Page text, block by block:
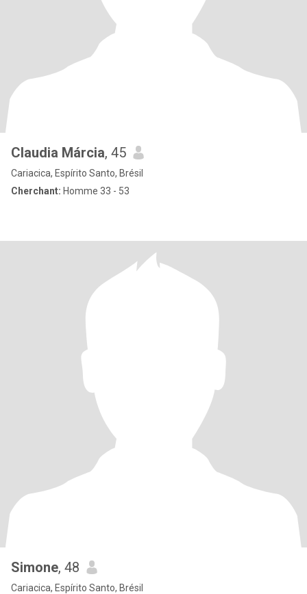
Claudia Márcia, 45
Cariacica, Espírito Santo, Brésil
Cherchant: Homme 33 - 53
Simone, 48
Cariacica, Espírito Santo, Brésil